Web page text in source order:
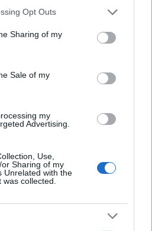
app uses one or more Google
behaviour. You may click to
and its third-party tags to
purposes in below Google
Opt Outs
Sharing of my
Sale of my
my
Advertising.
Use,
Sharing of my
Unrelated with the
collected.
ΧΡΕΙΑΖΕΣΑΙ
ΤΗΣ ΚΥΡΙΑΚΗΣ